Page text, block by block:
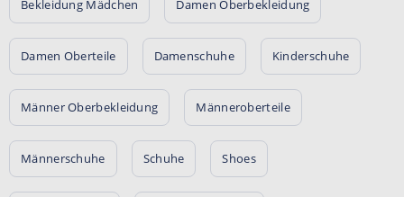
Bekleidung Mädchen Damen Oberbekleidung
Damen Oberteile Damenschuhe Kinderschuhe
Männer Oberbekleidung Männeroberteile
Männerschuhe Schuhe Shoes